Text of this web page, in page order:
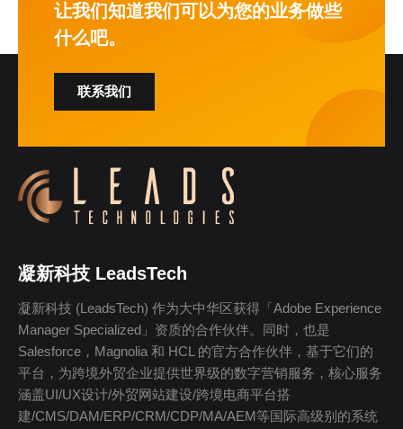
让我们知道我们可以为您的业务做些
什么吧。
联系我们
凝新科技 LeadsTech
凝新科技 (LeadsTech) 作为大中华区获得「Adobe Experience
Manager Specialized」资质的合作伙伴。同时，也是
Salesforce，Magnolia 和 HCL 的官方合作伙伴，基于它们的
平台，为跨境外贸企业提供世界级的数字营销服务，核心服务
涵盖UI/UX设计/外贸网站建设/跨境电商平台搭
建/CMS/DAM/ERP/CRM/CDP/MA/AEM等国际高级别的系统